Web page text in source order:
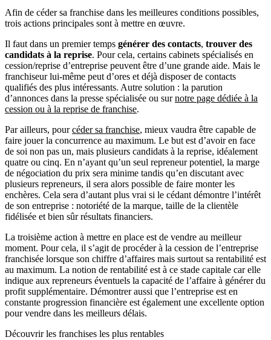
Afin de céder sa franchise dans les meilleures conditions possibles,
trois actions principales sont à mettre en œuvre.
Il faut dans un premier temps générer des contacts, trouver des
candidats à la reprise. Pour cela, certains cabinets spécialisés en
cession/reprise d’entreprise peuvent être d’une grande aide. Mais le
franchiseur lui-même peut d’ores et déjà disposer de contacts
qualifiés des plus intéressants. Autre solution : la parution
d’annonces dans la presse spécialisée ou surnotre page dédiée à la
cession ou à la reprise de franchise.
Par ailleurs, pourcéder sa franchise, mieux vaudra être capable de
faire jouer la concurrence au maximum. Le but est d’avoir en face
de soi non pas un, mais plusieurs candidats à la reprise, idéalement
quatre ou cinq. En n’ayant qu’un seul repreneur potentiel, la marge
de négociation du prix sera minime tandis qu’en discutant avec
plusieurs repreneurs, il sera alors possible de faire monter les
enchères. Cela sera d’autant plus vrai si le cédant démontre l’intérêt
de son entreprise : notoriété de la marque, taille de la clientèle
fidélisée et bien sûr résultats financiers.
La troisième action à mettre en place est de vendre au meilleur
moment. Pour cela, il s’agit de procéder à la cession de l’entreprise
franchisée lorsque son chiffre d’affaires mais surtout sa rentabilité est
au maximum. La notion de rentabilité est à ce stade capitale car elle
indique aux repreneurs éventuels la capacité de l’affaire à générer du
profit supplémentaire. Démontrer aussi que l’entreprise est en
constante progression financière est également une excellente option
pour vendre dans les meilleurs délais.
Découvrir les franchises les plus rentables